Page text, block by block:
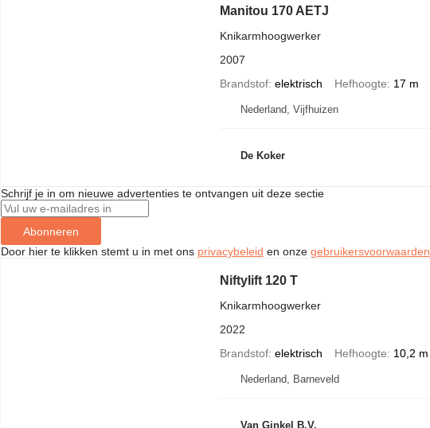
Manitou 170 AETJ
Knikarmhoogwerker
2007
Brandstof elektrisch Hefhoogte 17 m
Nederland, Vijfhuizen
De Koker
Schrijf je in om nieuwe advertenties te ontvangen uit deze sectie
Abonneren
Door hier te klikken stemt u in met ons privacybeleid en onze gebruikersvoorwaarden
Niftylift 120 T
Knikarmhoogwerker
2022
Brandstof elektrisch Hefhoogte 10,2 m
Nederland, Barneveld
Van Ginkel B.V.